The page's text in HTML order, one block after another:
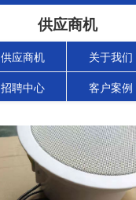
供应商机
供应商机 关于我们
招聘中心 客户案例